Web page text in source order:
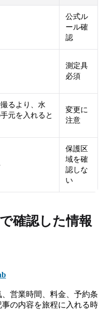
公式ル
ール確
認
測定具
必須
るより、水
元を入れると
変更に
注意
保護区
域を確
認しな
い
確認した情報
営業時間、料金、予約条
の内容を旅程に入れる時